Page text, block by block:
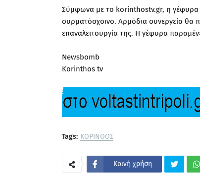
Σύμφωνα με το korinthostv.gr, η γέφυρα
συρματόσχοινο. Αρμόδια συνεργεία θα
επαναλειτουργία της. Η γέφυρα
Newsbomb
Korinthos tv
Tags: ΚΟΡΙΝΘΟΣ
Κοινή χρήση